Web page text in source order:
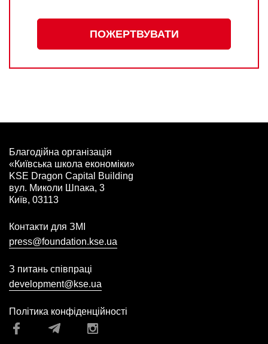
ПОЖЕРТВУВАТИ
Благодійна організація
«Київська школа економіки»
KSE Dragon Capital Building
вул. Миколи Шпака, 3
Київ, 03113
Контакти для ЗМІ
press@foundation.kse.ua
З питань співпраці
development@kse.ua
Політика конфіденційності